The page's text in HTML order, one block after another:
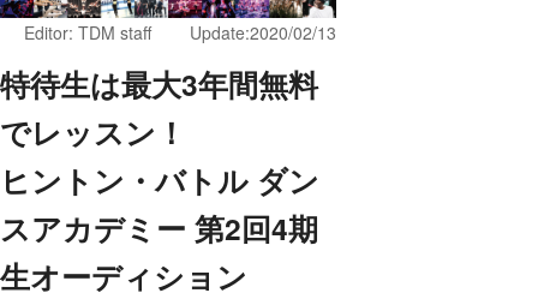
Editor: TDM staff Update:2020/02/13
特待生は最大3年間無料
でレッスン！
ヒントン・バトル ダン
スアカデミー 第2回4期
生オーディション